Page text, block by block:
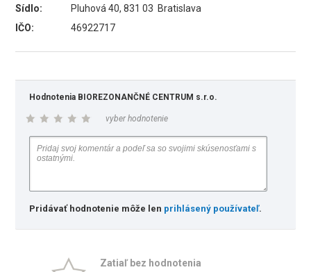
Sídlo:
Pluhová 40, 831 03 Bratislava
IČO:
46922717
Hodnotenia BIOREZONANČNÉ CENTRUM s.r.o.
vyber hodnotenie
Pridávať hodnotenie môže len prihlásený používateľ.
Zatiaľ bez hodnotenia